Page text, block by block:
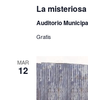
La
Auditorio
Gratis
MAR
12